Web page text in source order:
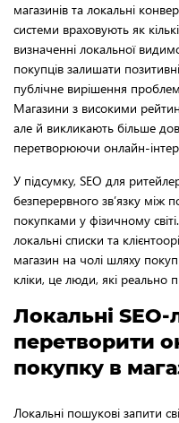
магазинів та локальні
системи враховують як
визначенні локальної
покупців залишати
публічне вирішення
Магазини з високими
але й викликають більше
перетворюючи онлайн-
У підсумку, SEO для
безперервного зв’язку між
покупками у фізичному
локальні списки та
магазин на чолі шляху
кліки, це люди, які реально
Локальні SEO-
перетворити
покупку в
Локальні пошукові запити